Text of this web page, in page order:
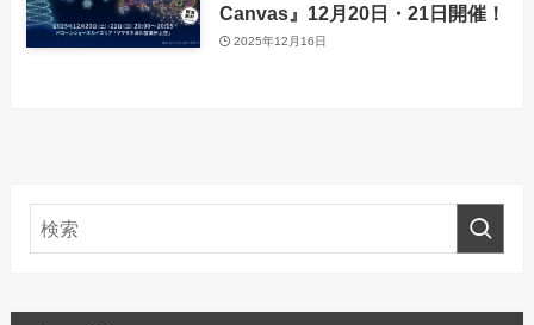
Canvas』12月20日・21日開催！
2025年12月16日